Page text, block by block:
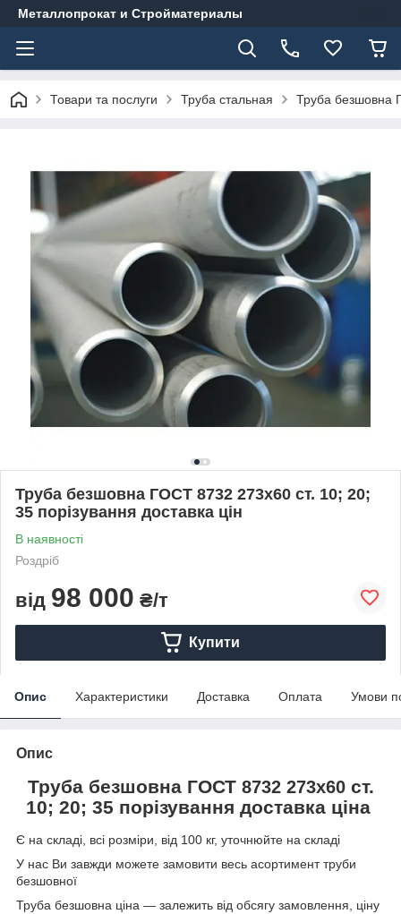
Металлопрокат и Стройматериалы
Товари та послуги Труба стальная Труба безшовна
Труба безшовна ГОСТ 8732 273х60 ст. 10; 20;
35 порізування доставка цін
В наявності
Роздріб
від 98 000 ₴/т
Купити
Опис Характеристики Доставка Оплата Умови
Опис
Труба безшовна ГОСТ 8732 273х60ст.
10; 20; 35 порізування доставка ціна
Є на складі, всі розміри, від 100 кг, уточнюйте на складі
У нас Ви завжди можете замовити весь асортимент труби
безшовної
Труба безшовна ціна — залежить від обсягу замовлення, ціну